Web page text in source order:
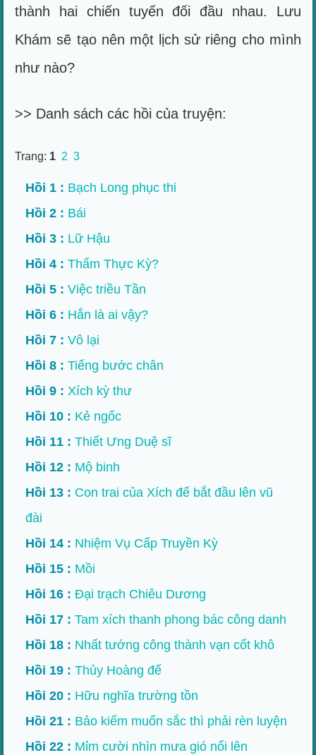
thành hai chiến tuyến đối đầu nhau. Lưu
Khám sẽ tạo nên một lịch sử riêng cho mình
như nào?
>> Danh sách các hồi của truyện:
Trang: 1 2 3
Hồi 1 : Bạch Long phục thi
Hồi 2 : Bái
Hồi 3 : Lữ Hậu
Hồi 4 : Thẩm Thực Kỳ?
Hồi 5 : Việc triều Tần
Hồi 6 : Hắn là ai vậy?
Hồi 7 : Vô lại
Hồi 8 : Tiếng bước chân
Hồi 9 : Xích kỳ thư
Hồi 10 : Kẻ ngốc
Hồi 11 : Thiết Ưng Duệ sĩ
Hồi 12 : Mộ binh
Hồi 13 : Con trai của Xích đế bắt đầu lên vũ
đài
Hồi 14 : Nhiệm Vụ Cấp Truyền Kỳ
Hồi 15 : Mồi
Hồi 16 : Đại trạch Chiêu Dương
Hồi 17 : Tam xích thanh phong bác công danh
Hồi 18 : Nhất tướng công thành vạn cốt khô
Hồi 19 : Thủy Hoàng đế
Hồi 20 : Hữu nghĩa trường tồn
Hồi 21 : Bảo kiếm muốn sắc thì phải rèn luyện
Hồi 22 : Mỉm cười nhìn mưa gió nổi lên